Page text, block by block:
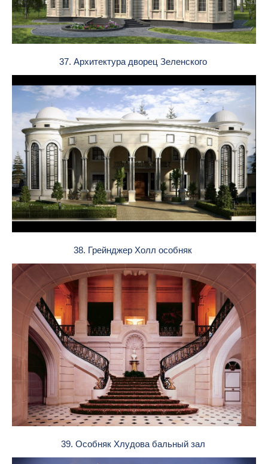
37. Архитектура дворец Зеленского
38. Грейнджер Холл особняк
39. Особняк Хлудова бальный зал